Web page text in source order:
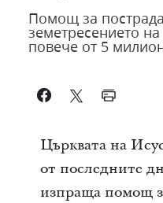
Помощ за
земетресението
повече от 5
Църквата на
от последните
изпраща помощ